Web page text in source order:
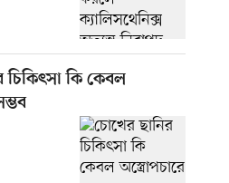
চিকিৎসা কি কেবল